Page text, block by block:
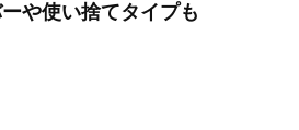
や使い捨てタイプも